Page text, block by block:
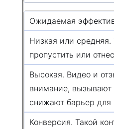
Ожидаемая
Низкая или средняя.
пропустить или
Высокая. Видео и
внимание,
снижают барьер для
Конверсия. Такой